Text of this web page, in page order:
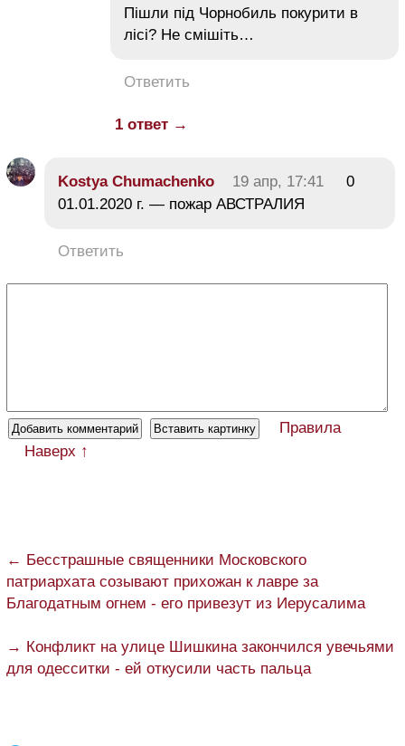
Пішли під Чорнобиль покурити в
лісі? Не смішіть…
Ответить
1 ответ →
Kostya Chumachenko 19 апр, 17:41
0
01.01.2020 г. — пожар АВСТРАЛИЯ
Ответить
Правила
Наверх ↑
← Бесстрашные священники Московского
патриархата созывают прихожан к лавре за
Благодатным огнем - его привезут из Иерусалима
→ Конфликт на улице Шишкина закончился увечьями
для одесситки - ей откусили часть пальца